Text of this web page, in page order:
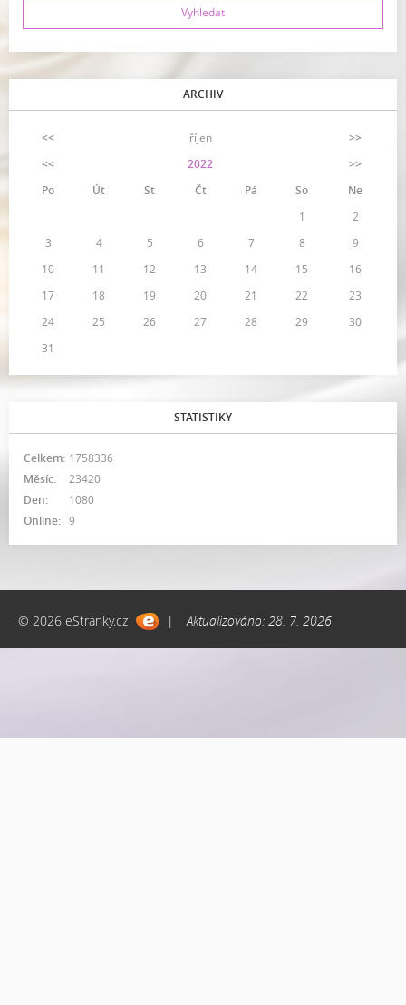
ARCHIV
<< říjen
>>
<<
2022
>>
Po
Út St Čt Pá So
Ne
1
2
3
4 5 6 7 8
9
10
11 12 13 14 15
16
17
18 19 20 21 22
23
24
25 26 27 28 29
30
31
STATISTIKY
Online: 9
Celkem: 1758336
Měsíc:
23420
Den:
1080
© 2026 eStránky.cz | Aktualizováno: 28. 7. 2026